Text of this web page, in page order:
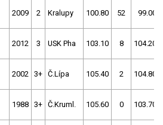
2009 2 Kralupy 100.80 52 99.00
2012 3 USK Pha 103.10 8 104.20
2002 3+ Č.Lípa 105.40 2 104.80
1988 3+ Č.Kruml. 105.60 0 103.70